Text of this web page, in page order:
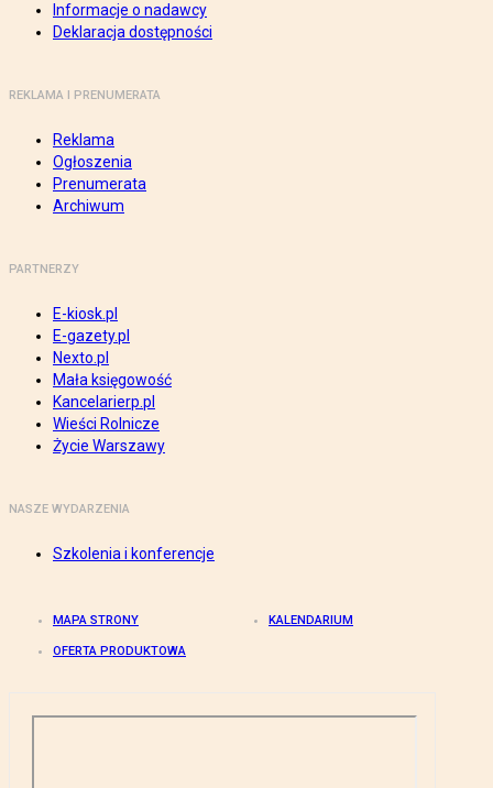
Informacje o nadawcy
Deklaracja dostępności
REKLAMA I PRENUMERATA
Reklama
Ogłoszenia
Prenumerata
Archiwum
PARTNERZY
E-kiosk.pl
E-gazety.pl
Nexto.pl
Mała księgowość
Kancelarierp.pl
Wieści Rolnicze
Życie Warszawy
NASZE WYDARZENIA
Szkolenia i konferencje
MAPA STRONY KALENDARIUM
OFERTA PRODUKTOWA